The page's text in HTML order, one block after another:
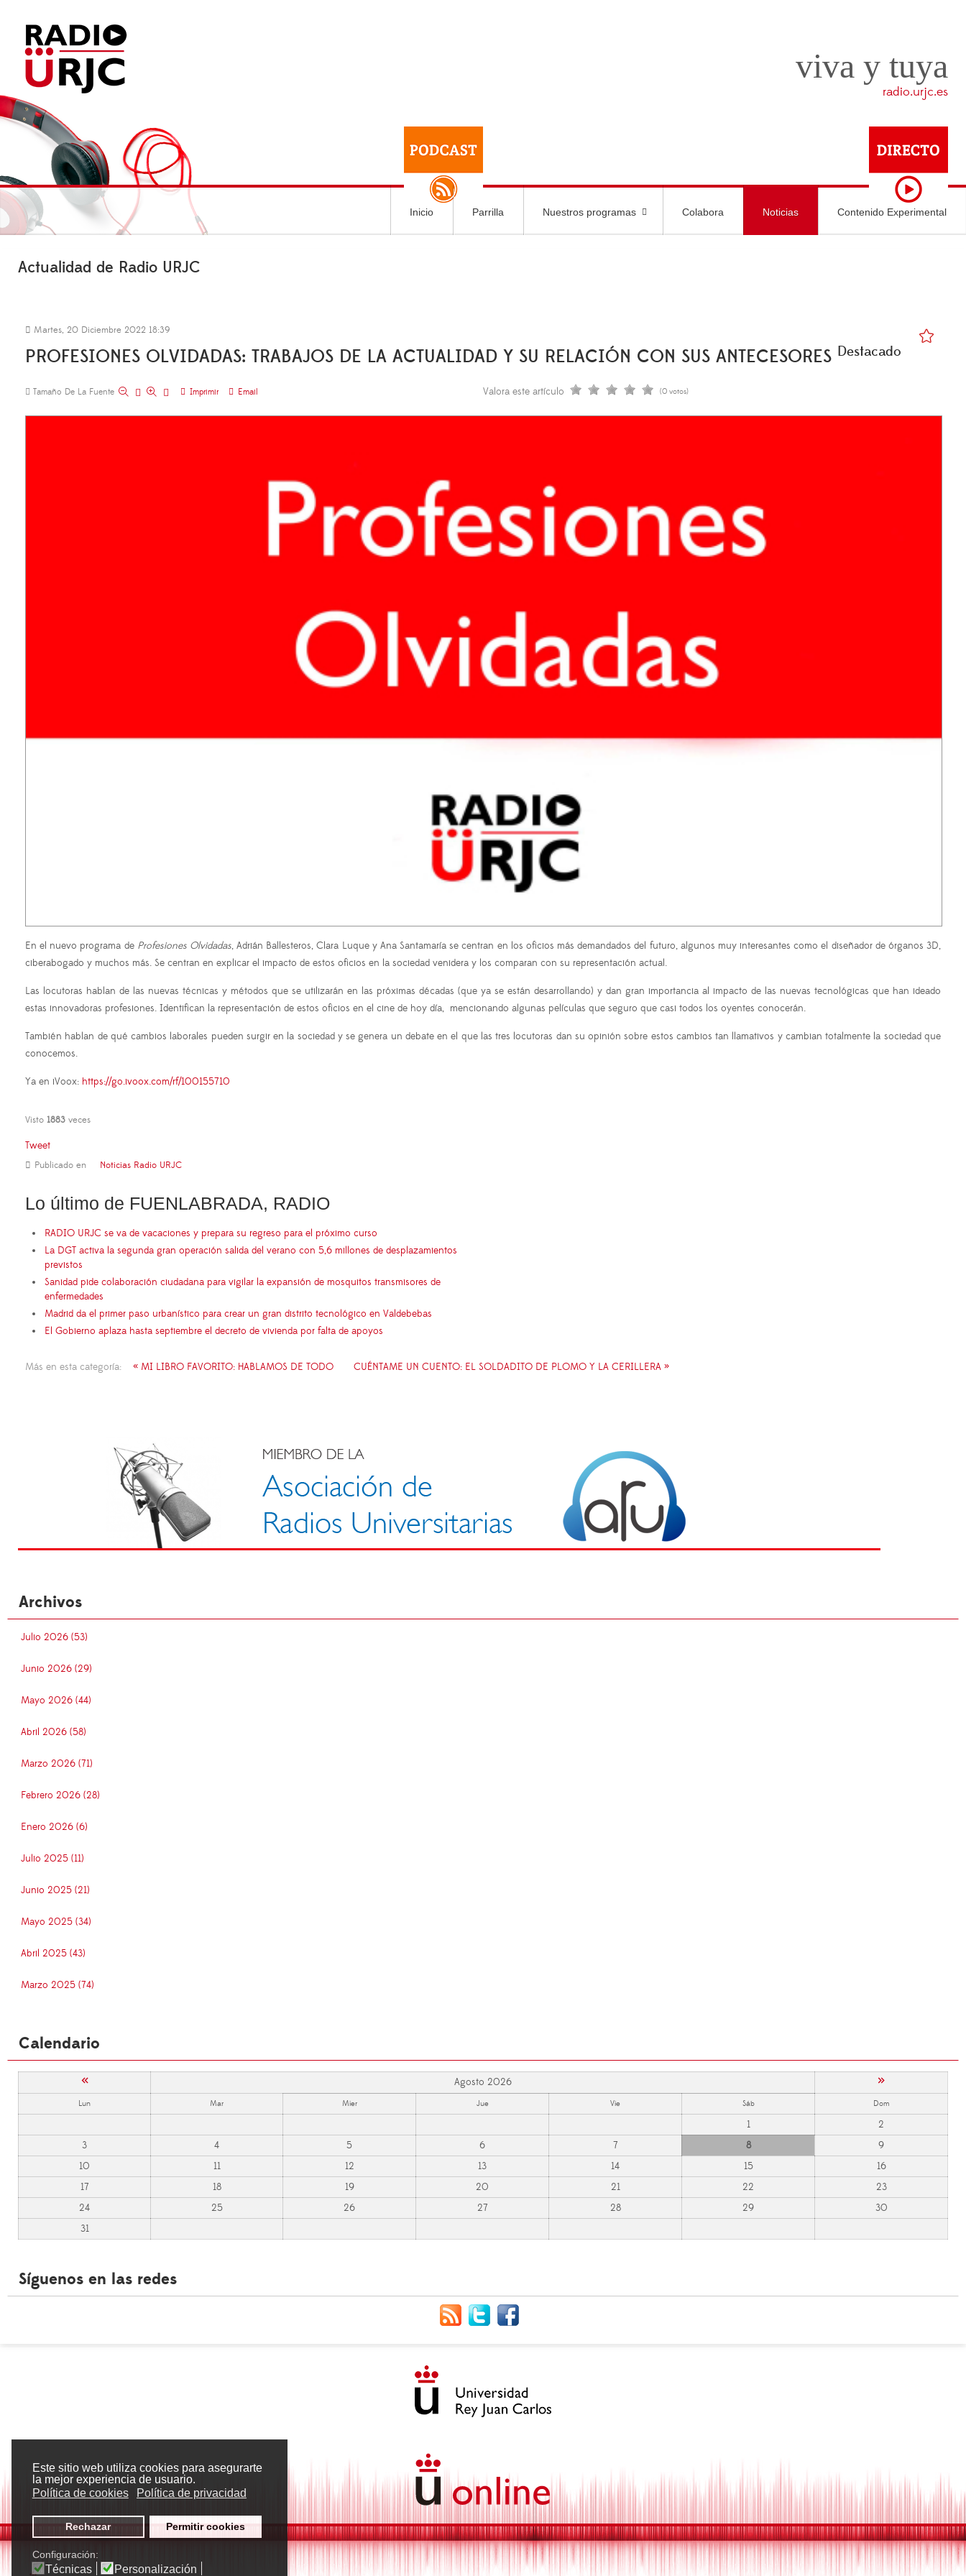
Este sitio web utiliza cookies para asegurarte
la mejor experiencia de usuario.
Política de cookies
Política de privacidad
Rechazar Permitir cookies
Configuración:
Técnicas Personalización
viva y tuya
radio.urjc.es
Inicio Parrilla Nuestros programas Colabora Noticias Contenido Experimental
Actualidad de Radio URJC
Martes, 20 Diciembre 2022 18:39
PROFESIONES OLVIDADAS: TRABAJOS DE LA ACTUALIDAD Y SU RELACIÓN CON SUS ANTECESORES Destacado
Tamaño De La Fuente Imprimir Email Valora este artículo (0 votos)
En el nuevo programa de Profesiones Olvidadas, Adrián Ballesteros, Clara Luque y Ana Santamaría se centran en los oficios más demandados del futuro, algunos muy interesantes como el diseñador de órganos 3D,
ciberabogado y muchos más. Se centran en explicar el impacto de estos oficios en la sociedad venidera y los comparan con su representación actual.
Las locutoras hablan de las nuevas técnicas y métodos que se utilizarán en las próximas décadas (que ya se están desarrollando) y dan gran importancia al impacto de las nuevas tecnológicas que han ideado
estas innovadoras profesiones. Identifican la representación de estos oficios en el cine de hoy día, mencionando algunas películas que seguro que casi todos los oyentes conocerán.
También hablan de qué cambios laborales pueden surgir en la sociedad y se genera un debate en el que las tres locutoras dan su opinión sobre estos cambios tan llamativos y cambian totalmente la sociedad que
conocemos.
Ya en iVoox: https://go.ivoox.com/rf/100155710
Visto 1883 veces
Tweet
Publicado en Noticias Radio URJC
Lo último de FUENLABRADA, RADIO
RADIO URJC se va de vacaciones y prepara su regreso para el próximo curso
La DGT activa la segunda gran operación salida del verano con 5,6 millones de desplazamientos
previstos
Sanidad pide colaboración ciudadana para vigilar la expansión de mosquitos transmisores de
enfermedades
Madrid da el primer paso urbanístico para crear un gran distrito tecnológico en Valdebebas
El Gobierno aplaza hasta septiembre el decreto de vivienda por falta de apoyos
Más en esta categoría: « MI LIBRO FAVORITO: HABLAMOS DE TODO CUÉNTAME UN CUENTO: EL SOLDADITO DE PLOMO Y LA CERILLERA »
Archivos
Julio 2026 (53)
Junio 2026 (29)
Mayo 2026 (44)
Abril 2026 (58)
Marzo 2026 (71)
Febrero 2026 (28)
Enero 2026 (6)
Julio 2025 (11)
Junio 2025 (21)
Mayo 2025 (34)
Abril 2025 (43)
Marzo 2025 (74)
Calendario
« Agosto 2026 »
Lun Mar Mier Jue Vie Sáb Dom
1
2
3
4 5 6 7 8
9
10
11 12 13 14 15
16
17
18 19 20 21 22
23
24
25 26 27 28 29
30
31
Síguenos en las redes